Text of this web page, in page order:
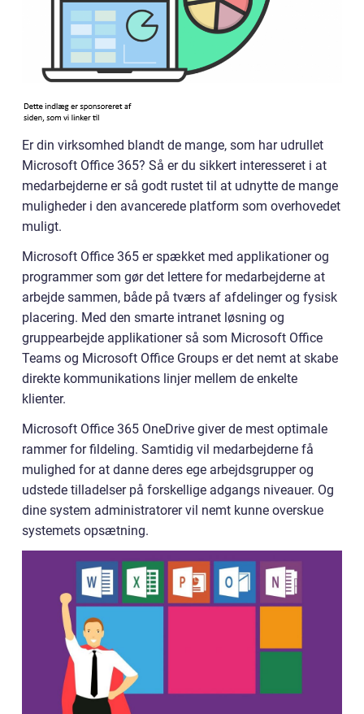
Er din virksomhed blandt de mange, som har udrullet
Microsoft Office 365? Så er du sikkert interesseret i at
medarbejderne er så godt rustet til at udnytte de mange
muligheder i den avancerede platform som overhovedet
muligt.
Microsoft Office 365 er spækket med applikationer og
programmer som gør det lettere for medarbejderne at
arbejde sammen, både på tværs af afdelinger og fysisk
placering. Med den smarte intranet løsning og
gruppearbejde applikationer så som Microsoft Office
Teams og Microsoft Office Groups er det nemt at skabe
direkte kommunikations linjer mellem de enkelte
klienter.
Microsoft Office 365 OneDrive giver de mest optimale
rammer for fildeling. Samtidig vil medarbejderne få
mulighed for at danne deres ege arbejdsgrupper og
udstede tilladelser på forskellige adgangs niveauer. Og
dine system administratorer vil nemt kunne overskue
systemets opsætning.